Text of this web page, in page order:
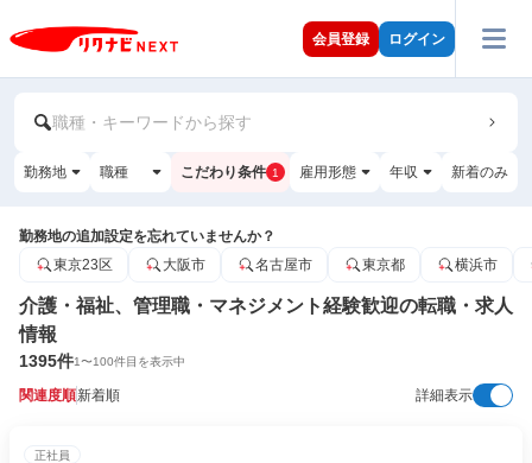
会員登録 ログイン
職種・キーワードから探す
勤務地 職種 こだわり条件 1 雇用形態 年収 新着のみ
勤務地の追加設定を忘れていませんか？
東京23区
大阪市 名古屋市 東京都 横浜市
介護・福祉、管理職・マネジメント経験歓迎の転職・求人
情報
1395件1〜100件目を表示中
関連度順新着順 詳細表示
正社員